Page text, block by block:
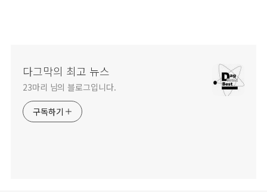
다그막의 최고 뉴스
23마리 님의 블로그입니다.
구독하기